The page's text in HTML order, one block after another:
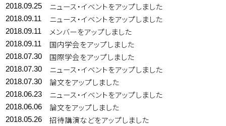
2018.09.25 ニュース・イベントをアップしました
2018.09.11 ニュース・イベントをアップしました
2018.09.11 メンバーをアップしました
2018.09.11 国内学会をアップしました
2018.07.30 国際学会をアップしました
2018.07.30 ニュース・イベントをアップしました
2018.07.30 論文をアップしました
2018.06.23 ニュース・イベントをアップしました
2018.06.06 論文をアップしました
2018.05.26 招待講演などをアップしました